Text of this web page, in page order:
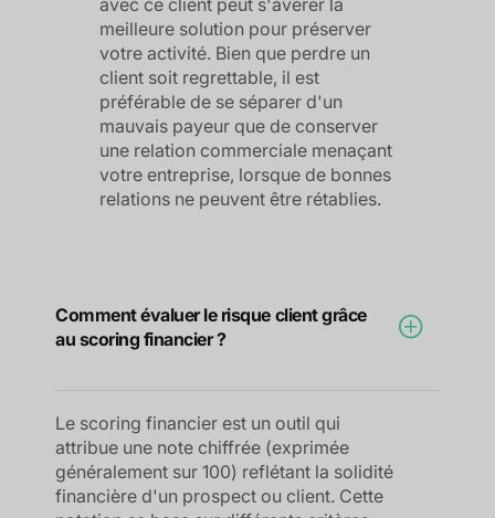
meilleure solution pour préserver
votre activité. Bien que perdre un
client soit regrettable, il est
préférable de se séparer d'un
mauvais payeur que de conserver
une relation commerciale menaçant
votre entreprise, lorsque de bonnes
relations ne peuvent être rétablies.
Comment évaluer le risque client grâce
au scoring financier ?
Le scoring financier est un outil qui
attribue une note chiffrée (exprimée
généralement sur 100) reflétant la solidité
financière d'un prospect ou client. Cette